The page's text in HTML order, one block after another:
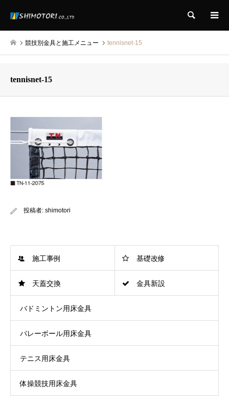
検索
競技別金具と施工メニュー tennisnet-15
tennisnet-15
投稿者: shimotori
施工事例 基礎改修
天蓋交換 金具新設
バドミントン用床金具
バレーボール用床金具
テニス用床金具
体操競技用床金具